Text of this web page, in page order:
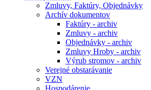
Zmluvy, Faktúry, Objednávky
Archív dokumentov
Faktúry - archiv
Zmluvy - archiv
Objednávky - archiv
Zmluvy Hroby - archiv
Výrub stromov - archiv
Verejné obstarávanie
VZN
Hospodárenie